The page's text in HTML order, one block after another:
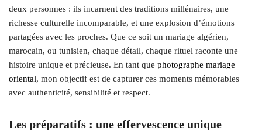
deux personnes : ils incarnent des traditions millénaires, une
richesse culturelle incomparable, et une explosion d’émotions
partagées avec les proches. Que ce soit un mariage algérien,
marocain, ou tunisien, chaque détail, chaque rituel raconte une
histoire unique et précieuse. En tant que photographe mariage
oriental, mon objectif est de capturer ces moments mémorables
avec authenticité, sensibilité et respect.
Les préparatifs : une effervescence unique